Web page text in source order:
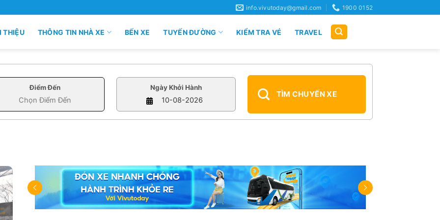
info.vivutoday@gmail.com 1900 0152
THIỆU THÔNG TIN NHÀ XE BẾN XE TUYẾN ĐƯỜNG KIỂM TRA VÉ TRAVEL
Điểm Đến Ngày Khởi Hành
TÌM CHUYẾN XE